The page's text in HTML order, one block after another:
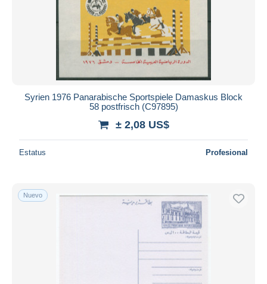
Syrien 1976 Panarabische Sportspiele Damaskus Block
58 postfrisch (C97895)
± 2,08 US$
Estatus Profesional
Nuevo